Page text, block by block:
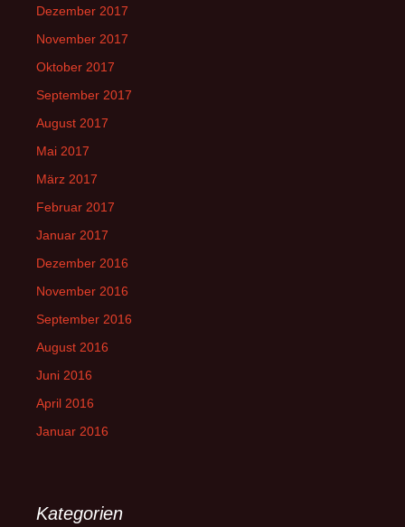
Dezember 2017
November 2017
Oktober 2017
September 2017
August 2017
Mai 2017
März 2017
Februar 2017
Januar 2017
Dezember 2016
November 2016
September 2016
August 2016
Juni 2016
April 2016
Januar 2016
Kategorien